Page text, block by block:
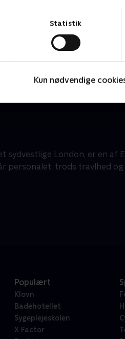
Statistik
Kun nødvendige
sydvestlige London, er en af
personalet, trods travlhed
Populært
Klovn
Badehotellet
Sygeplejeskolen
X Factor